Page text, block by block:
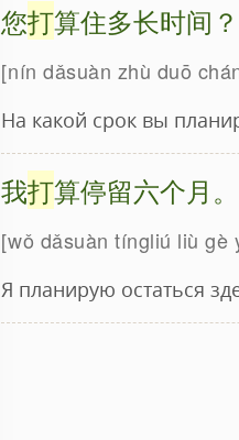
您打算住多长时间？
nín dǎsuàn zhù duō
На какой срок вы
我打算停留六个月。
wǒ dǎsuàn tíngliú liù gè
Я планирую остаться